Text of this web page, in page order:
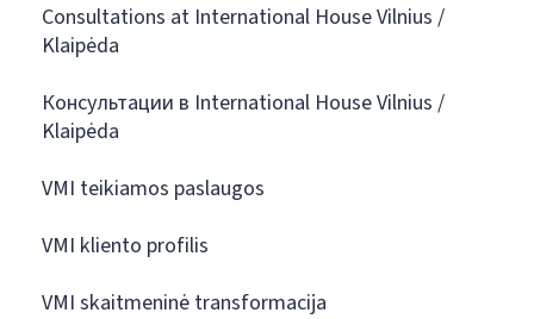
Consultations at International House Vilnius /
Klaipėda
Консультации в International House Vilnius /
Klaipėda
VMI teikiamos paslaugos
VMI kliento profilis
VMI skaitmeninė transformacija